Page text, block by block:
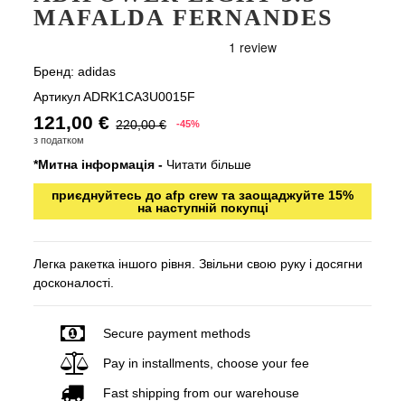
MAFALDA FERNANDES
Бренд: adidas
Артикул ADRK1CA3U0015F
121,00 € 220,00 €
-45%
з податком
*Митна інформація - Читати більше
приєднуйтесь до afp crew та заощаджуйте 15%
на наступній покупці
Легка ракетка іншого рівня. Звільни свою руку і досягни
досконалості.
Secure payment methods
Pay in installments, choose your fee
Fast shipping from our warehouse